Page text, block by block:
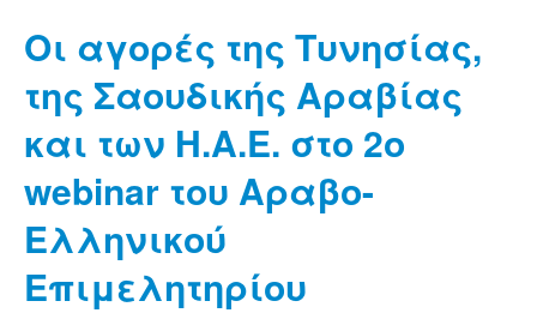
Οι αγορές της Τυνησίας,
της Σαουδικής Αραβίας
και των Η.Α.Ε. στο 2ο
webinar του Αραβο-
Ελληνικού
Επιμελητηρίου